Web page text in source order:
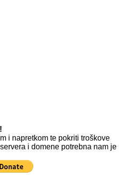
i napretkom te pokriti troškove
i domene potrebna nam je